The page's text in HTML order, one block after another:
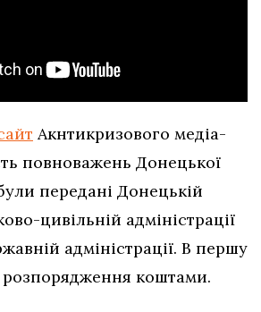
Акнтикризового медіа-
повноважень Донецької
передані Донецькій
цивільній адміністрації
адміністрації. В першу
розпорядження коштами.